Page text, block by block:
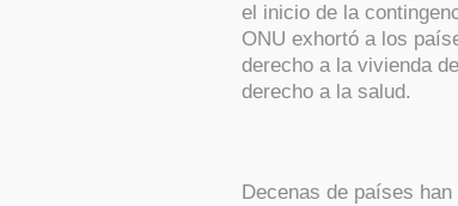
el inicio de la
ONU exhortó a los
derecho a la vivienda
derecho a la salud.
Decenas de países